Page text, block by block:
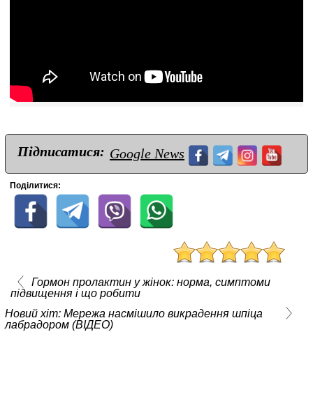
Підписатися: Google News
Поділитися:
Гормон пролактин у жінок: норма, симптоми
підвищення і що робити
Новий хіт: Мережа насмішило викрадення шпіца
лабрадором (ВІДЕО)